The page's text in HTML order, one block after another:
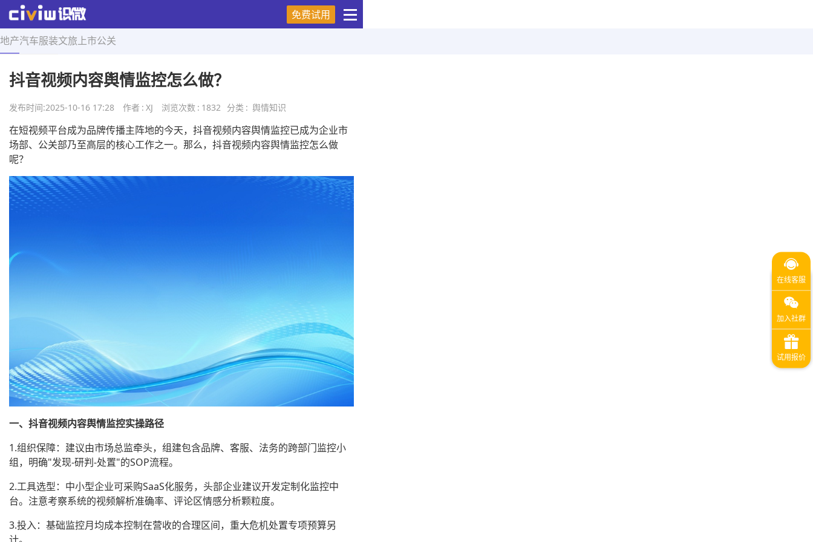
免费试用
地产汽车服装文旅 上市公关
首页 > 舆情知识 > 正文
抖音视频内容舆情监控怎么做？
发布时间:2025-10-16 17:28 作者 : XJ 浏览次数 : 1832 分类 : 舆情知识
在短视频平台成为品牌传播主阵地的今天，抖音视频内容舆情监控已成为企业市
场部、公关部乃至高层的核心工作之一。那么，抖音视频内容舆情监控怎么做
呢？
一、抖音视频内容舆情监控实操路径
1.组织保障：建议由市场总监牵头，组建包含品牌、客服、法务的跨部门监控小
组，明确"发现-研判-处置"的SOP流程。
2.工具选型：中小型企业可采购SaaS化服务，头部企业建议开发定制化监控中
台。注意考察系统的视频解析准确率、评论区情感分析颗粒度。
3.投入：基础监控月均成本控制在营收的合理区间，重大危机处置专项预算另